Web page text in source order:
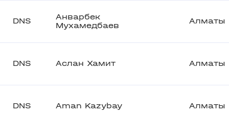
DNS
Анварбек
Мухамедбаев
Алматы
DNS Аслан Хамит Алматы
DNS Aman Kazybay Алматы